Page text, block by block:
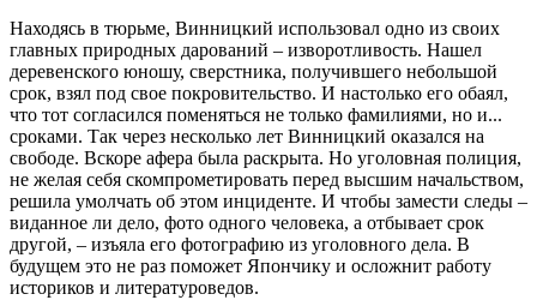
Находясь в тюрьме, Винницкий использовал одно из своих
главных природных дарований – изворотливость. Нашел
деревенского юношу, сверстника, получившего небольшой
срок, взял под свое покровительство. И настолько его обаял,
что тот согласился поменяться не только фамилиями, но и...
сроками. Так через несколько лет Винницкий оказался на
свободе. Вскоре афера была раскрыта. Но уголовная полиция,
не желая себя скомпрометировать перед высшим начальством,
решила умолчать об этом инциденте. И чтобы замести следы –
виданное ли дело, фото одного человека, а отбывает срок
другой, – изъяла его фотографию из уголовного дела. В
будущем это не раз поможет Япончику и осложнит работу
историков и литературоведов.